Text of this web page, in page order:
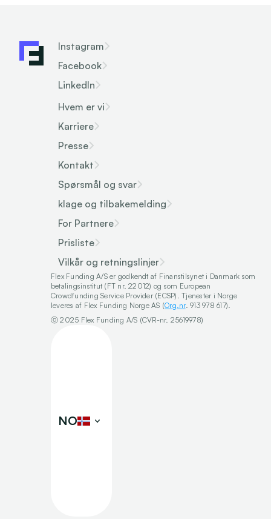
Instagram
Facebook
LinkedIn
Hvem er vi
Karriere
Presse
Kontakt
Spørsmål og svar
klage og tilbakemelding
For Partnere
Prisliste
Vilkår og retningslinjer
Flex Funding A/S er godkendt af Finanstilsynet i Danmark som
betalingsinstitut (FT nr. 22012) og som European
Crowdfunding Service Provider (ECSP). Tjenester i Norge
leveres af Flex Funding Norge AS (Org.nr. 913 978 617).
ⓒ 2025 Flex Funding A/S (CVR-nr. 25619978)
NO